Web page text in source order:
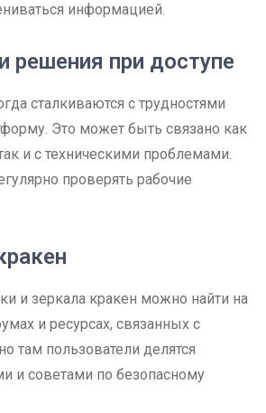
информацией.
решения при доступе
сталкиваются с трудностями
Это может быть связано как
и с техническими проблемами.
проверять рабочие
и зеркала кракен можно найти на
и ресурсах, связанных с
там пользователи делятся
и советами по безопасному